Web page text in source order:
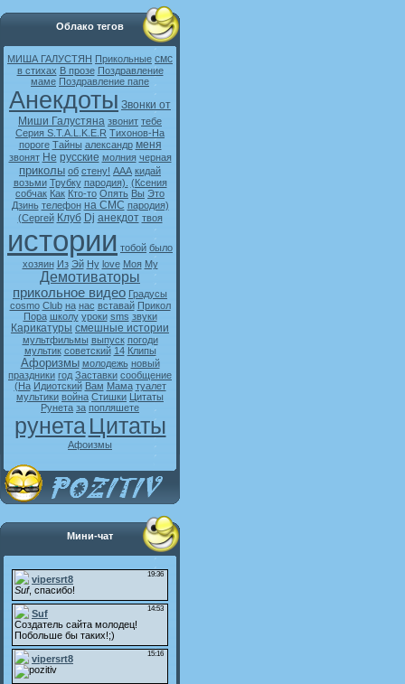
Облако тегов
МИША ГАЛУСТЯН Прикольные смс
в стихах В прозе Поздравление
маме Поздравление папе
Анекдоты Звонки от
Миши Галустяна звонит тебе
Серия S.T.A.L.K.E.R Тихонов-На
пороге Тайны александр меня
звонят Не русские молния черная
приколы об стену! ААА кидай
возьми Трубку пародия). (Ксения
собчак Как Кто-то Опять Вы Это
Дзинь телефон на СМС пародия)
(Сергей Клуб Dj анекдот твоя
истории тобой было
хозяин Из Эй Ну love Моя My
Демотиваторы
прикольное видео Градусы
cosmo Club на нас вставай Прикол
Пора школу уроки sms звуки
Карикатуры смешные истории
мультфильмы выпуск погоди
мультик советский 14 Клипы
Афоризмы молодежь новый
праздники год Заставки сообщение
(На Идиотский Вам Мама туалет
мультики война Стишки Цитаты
Рунета за попляшете
рунетаЦитаты
Афоизмы
Мини-чат